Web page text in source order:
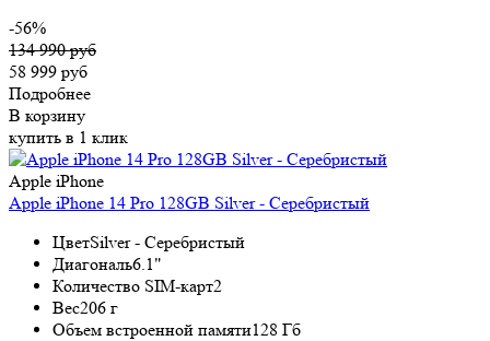
-56%
134 990 руб
58 999 руб
Подробнее
В корзину
купить в 1 клик
Apple iPhone
Apple iPhone 14 Pro 128GB Silver - Серебристый
ЦветSilver - Серебристый
Диагональ6.1"
Количество SIM-карт2
Вес206 г
Объем встроенной памяти128 Гб